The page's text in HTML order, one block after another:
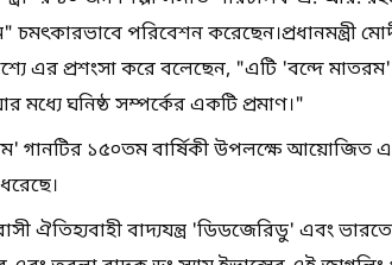
পরিবেশন করেছেন।প্রধানমন্ত্রী
এর প্রশংসা করে বলেছেন, "এটি 'বন্দে মাতরম'
মধ্যে ঘনিষ্ঠ সম্পর্কের একটি প্রমাণ।"
গানটির ১৫০তম বার্ষিকী উপলক্ষে আয়োজিত
ঐতিহ্যবাহী বাদ্যযন্ত্র 'ডিডজেরিডু' এবং